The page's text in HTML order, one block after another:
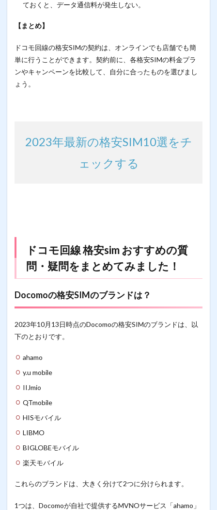
ておくと、データ通信料が発生しない。
【まとめ】
ドコモ回線の格安SIMの契約は、オンラインでも店舗でも簡
単に行うことができます。契約前に、各格安SIMの料金プラ
ンやキャンペーンを比較して、自分に合ったものを選びまし
ょう。
2023年最新の格安SIM10選をチ
ェックする
ドコモ回線 格安sim おすすめの質
問・疑問をまとめてみました！
Docomoの格安SIMのブランドは？
2023年10月13日時点のDocomoの格安SIMのブランドは、以
下のとおりです。
ahamo
y.u mobile
IIJmio
QTmobile
HISモバイル
LIBMO
BIGLOBEモバイル
楽天モバイル
これらのブランドは、大きく分けて2つに分けられます。
1つは、Docomoが自社で提供するMVNOサービス「ahamo」